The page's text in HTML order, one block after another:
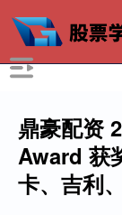
鼎豪配资
Award 获
卡、吉利